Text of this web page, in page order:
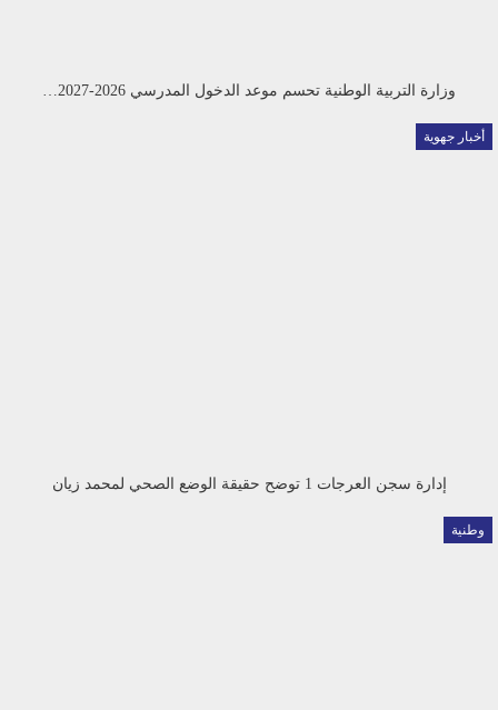
وزارة التربية الوطنية تحسم موعد الدخول المدرسي 2026-2027…
أخبار جهوية
إدارة سجن العرجات 1 توضح حقيقة الوضع الصحي لمحمد زيان
وطنية